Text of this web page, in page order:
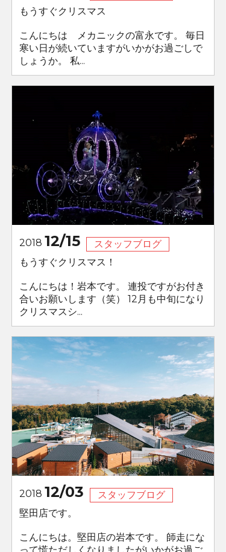
もうすぐクリスマス
こんにちは メカニックの富永です。 毎日
寒い日が続いていますがいかがお過ごしで
しょうか。 私...
2018 12/15
スタッフブログ
もうすぐクリスマス！
こんにちは！岩本です。 連投ですがお付き
合いお願いします（笑） 12月も中旬になり
クリスマスシ...
2018 12/03
スタッフブログ
堅田店です。
こんにちは。堅田店の岩本です。 師走にな